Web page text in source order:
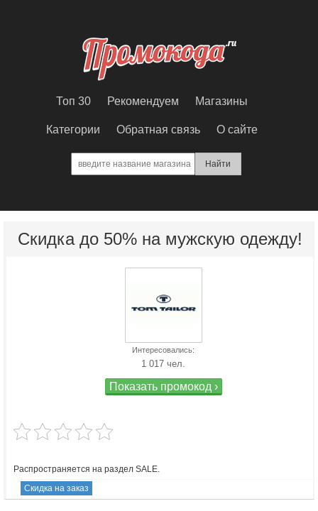
Топ 30 Рекомендуем Магазины
Категории Обратная связь О сайте
Скидка до 50% на мужскую одежду!
Интересовались:
1 017 чел.
Показать промокод ›
Распространяется на раздел SALE.
Скидка на заказ